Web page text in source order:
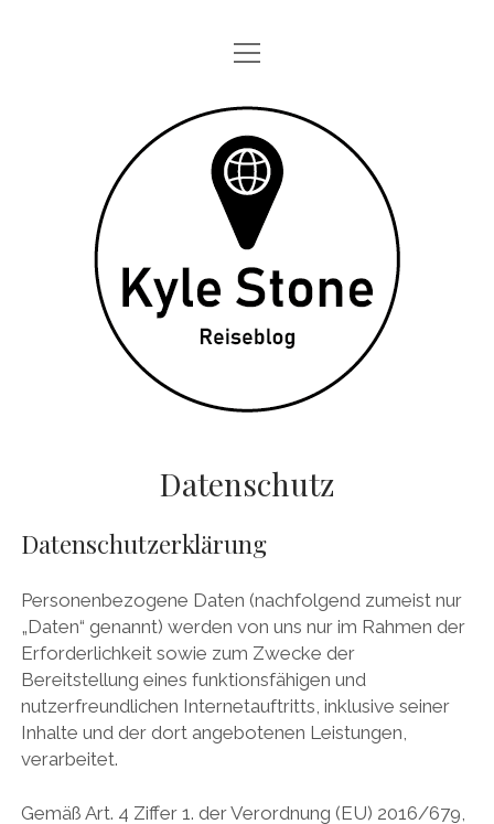
STARTSEITE
ONE DAY IN
TAGEBÜCHER
ÜBER MICH
DATENSCHUTZ
twitterinstagram
Menü
öffnen
Kyle
Stone
Datenschutz
Datenschutzerklärung
Personenbezogene Daten (nachfolgend zumeist nur
„Daten“ genannt) werden von uns nur im Rahmen der
Erforderlichkeit sowie zum Zwecke der
Bereitstellung eines funktionsfähigen und
nutzerfreundlichen Internetauftritts, inklusive seiner
Inhalte und der dort angebotenen Leistungen,
verarbeitet.
Gemäß Art. 4 Ziffer 1. der Verordnung (EU) 2016/679,